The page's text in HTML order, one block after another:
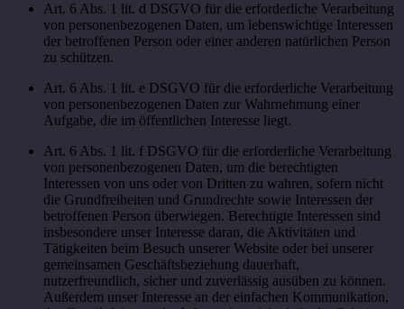
Art. 6 Abs. 1 lit. d DSGVO für die erforderliche Verarbeitung
von personenbezogenen Daten, um lebenswichtige Interessen
der betroffenen Person oder einer anderen natürlichen Person
zu schützen.
Art. 6 Abs. 1 lit. e DSGVO für die erforderliche Verarbeitung
von personenbezogenen Daten zur Wahrnehmung einer
Aufgabe, die im öffentlichen Interesse liegt.
Art. 6 Abs. 1 lit. f DSGVO für die erforderliche Verarbeitung
von personenbezogenen Daten, um die berechtigten
Interessen von uns oder von Dritten zu wahren, sofern nicht
die Grundfreiheiten und Grundrechte sowie Interessen der
betroffenen Person überwiegen. Berechtigte Interessen sind
insbesondere unser Interesse daran, die Aktivitäten und
Tätigkeiten beim Besuch unserer Website oder bei unserer
gemeinsamen Geschäftsbeziehung dauerhaft,
nutzerfreundlich, sicher und zuverlässig ausüben zu können.
Außerdem unser Interesse an der einfachen Kommunikation,